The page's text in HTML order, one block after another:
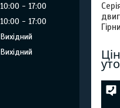
10:00
17:00
10:00
17:00
Вихідний
Вихідний